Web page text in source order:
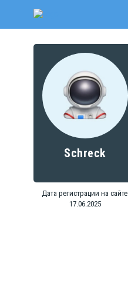
Schreck
Дата регистрации на
17.06.2025